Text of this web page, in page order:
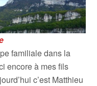
familiale dans la
encore à mes fils
c’est Matthieu